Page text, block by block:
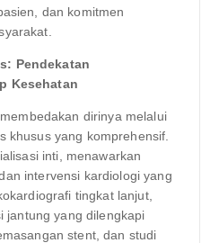
dan komitmen
Pendekatan
Kesehatan
dirinya melalui
khusus yang komprehensif.
inti, menawarkan
intervensi kardiologi yang
tingkat lanjut,
jantung yang dilengkapi
stent, dan studi